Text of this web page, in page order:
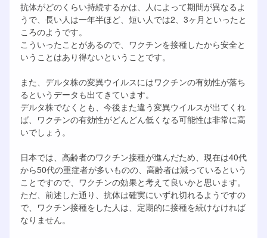
抗体がどのくらい持続するかは、人によって期間が異なるよ
うで、長い人は一年半ほど、短い人では2、3ヶ月といったと
ころのようです。
こういったことがあるので、ワクチンを接種したから安全と
いうことはあり得ないということです。
また、デルタ株の変異ウイルスにはワクチンの有効性が落ち
るというデータも出てきています。
デルタ株でなくとも、今後また違う変異ウイルスが出てくれ
ば、ワクチンの有効性がどんどん低くなる可能性は非常に高
いでしょう。
日本では、高齢者のワクチン接種が進んだため、現在は40代
から50代の重症者が多いものの、高齢者は減っているという
ことですので、ワクチンの効果と考えて良いかと思います。
ただ、前述した通り、抗体は確実にいずれ切れるようですの
で、ワクチン接種をした人は、定期的に接種を続けなければ
なりません。